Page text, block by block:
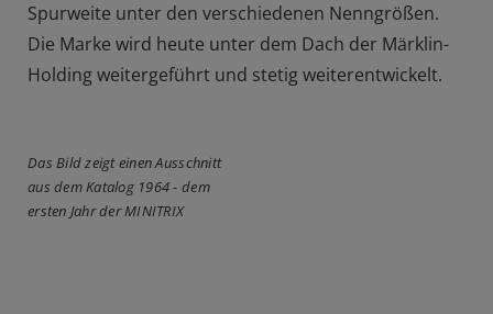
Spurweite unter den verschiedenen Nenngrößen.
Die Marke wird heute unter dem Dach der Märklin-
Holding weitergeführt und stetig weiterentwickelt.
Das Bild zeigt einen Ausschnitt
aus dem Katalog 1964 - dem
ersten Jahr der MINITRIX